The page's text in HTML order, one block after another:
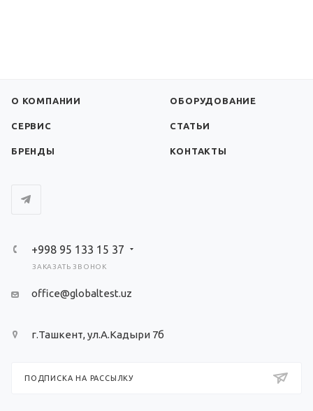
О КОМПАНИИ ОБОРУДОВАНИЕ
СЕРВИС СТАТЬИ
БРЕНДЫ КОНТАКТЫ
+998 95 133 15 37
ЗАКАЗАТЬ ЗВОНОК
office@globaltest.uz
г.Ташкент, ул.А.Кадыри 7б
ПОДПИСКА НА РАССЫЛКУ